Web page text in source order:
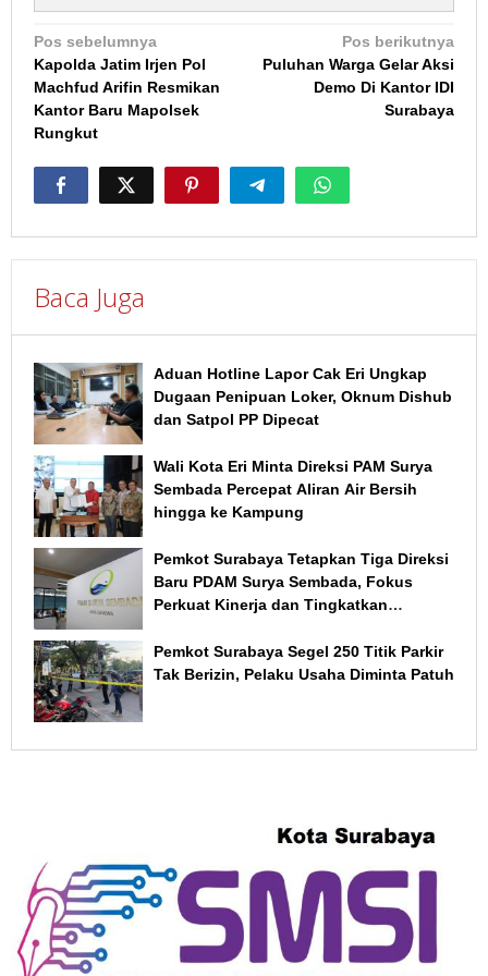
Navigasi
pos
Pos sebelumnya
Kapolda Jatim Irjen Pol
Machfud Arifin Resmikan
Kantor Baru Mapolsek
Rungkut
Pos berikutnya
Puluhan Warga Gelar Aksi
Demo Di Kantor IDI
Surabaya
Baca Juga
Aduan Hotline Lapor Cak Eri Ungkap
Dugaan Penipuan Loker, Oknum Dishub
dan Satpol PP Dipecat
Wali Kota Eri Minta Direksi PAM Surya
Sembada Percepat Aliran Air Bersih
hingga ke Kampung
Pemkot Surabaya Tetapkan Tiga Direksi
Baru PDAM Surya Sembada, Fokus
Perkuat Kinerja dan Tingkatkan
Pemkot Surabaya Segel 250 Titik Parkir
Tak Berizin, Pelaku Usaha Diminta Patuh